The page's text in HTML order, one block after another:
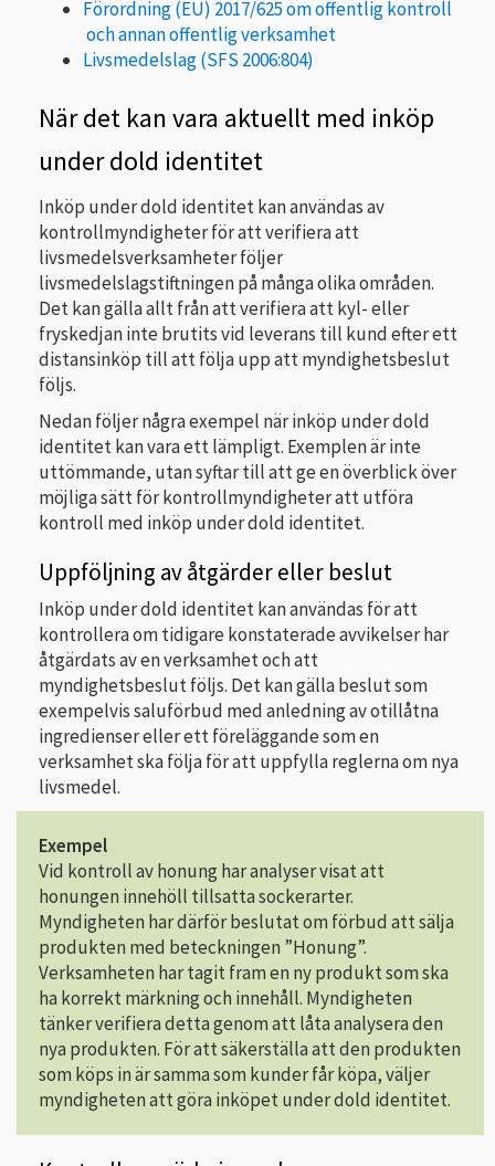
Förordning (EU) 2017/625 om offentlig kontroll
och annan offentlig verksamhet
Livsmedelslag (SFS 2006:804)
När det kan vara aktuellt med inköp
under dold identitet
Inköp under dold identitet kan användas av
kontrollmyndigheter för att verifiera att
livsmedelsverksamheter följer
livsmedelslagstiftningen på många olika områden.
Det kan gälla allt från att verifiera att kyl- eller
fryskedjan inte brutits vid leverans till kund efter ett
distansinköp till att följa upp att myndighetsbeslut
följs.
Nedan följer några exempel när inköp under dold
identitet kan vara ett lämpligt. Exemplen är inte
uttömmande, utan syftar till att ge en överblick över
möjliga sätt för kontrollmyndigheter att utföra
kontroll med inköp under dold identitet.
Uppföljning av åtgärder eller beslut
Inköp under dold identitet kan användas för att
kontrollera om tidigare konstaterade avvikelser har
åtgärdats av en verksamhet och att
myndighetsbeslut följs. Det kan gälla beslut som
exempelvis saluförbud med anledning av otillåtna
ingredienser eller ett föreläggande som en
verksamhet ska följa för att uppfylla reglerna om nya
livsmedel.
Exempel
Vid kontroll av honung har analyser visat att
honungen innehöll tillsatta sockerarter.
Myndigheten har därför beslutat om förbud att sälja
produkten med beteckningen ”Honung”.
Verksamheten har tagit fram en ny produkt som ska
ha korrekt märkning och innehåll. Myndigheten
tänker verifiera detta genom att låta analysera den
nya produkten. För att säkerställa att den produkten
som köps in är samma som kunder får köpa, väljer
myndigheten att göra inköpet under dold identitet.